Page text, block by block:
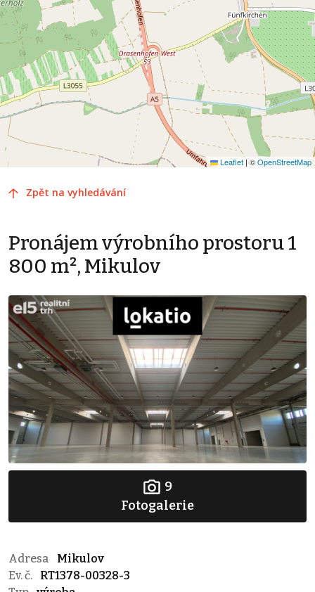
Leaflet | ©OpenStreetMap
Zpět na vyhledávání
Pronájem výrobního prostoru 1
800 m², Mikulov
9
Fotogalerie
Adresa
Mikulov
Ev. č.
RT1378-00328-3